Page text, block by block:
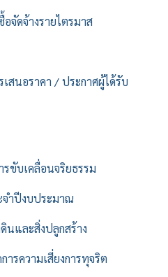
จัดจ้างรายไตรมาส
สนอราคา / ประกาศผู้ได้รับ
ขับเคลื่อนจริยธรรม
จำปีงบประมาณ
และสิ่งปลูกสร้าง
ารความเสี่ยงการทุจริต